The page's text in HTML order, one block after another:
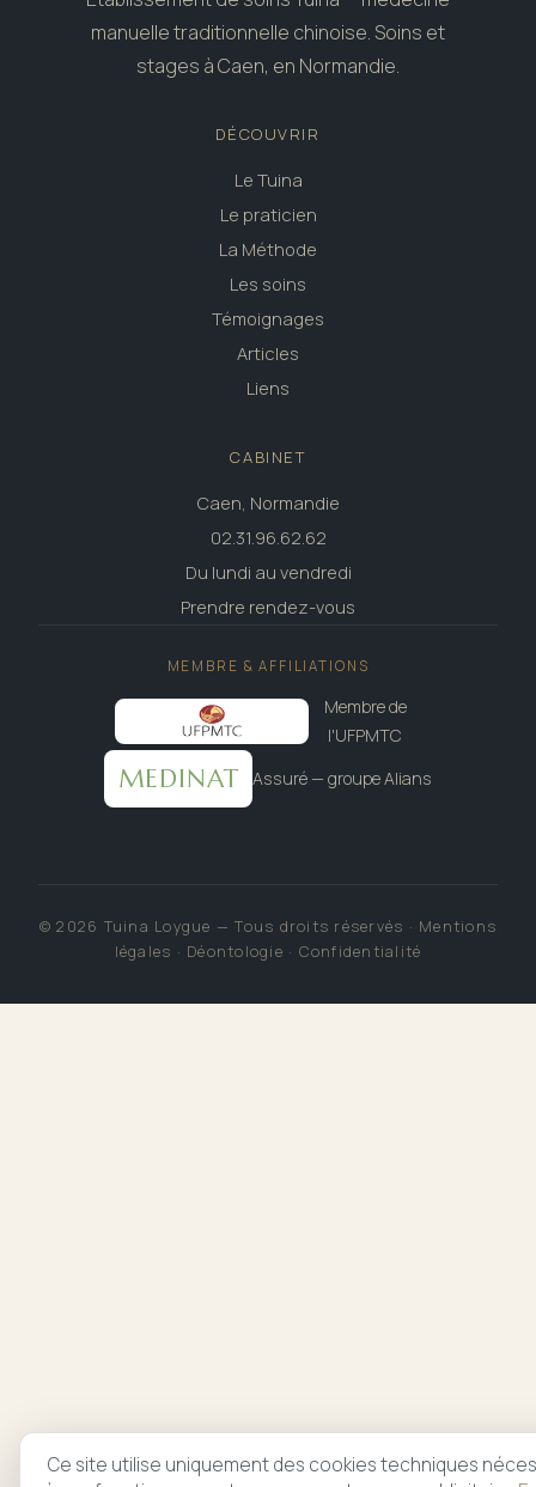
manuelle traditionnelle chinoise. Soins et
stages à Caen, en Normandie.
DÉCOUVRIR
Le Tuina
Le praticien
La Méthode
Les soins
Témoignages
Articles
Liens
CABINET
Caen, Normandie
02.31.96.62.62
Du lundi au vendredi
Prendre rendez-vous
MEMBRE & AFFILIATIONS
Membre de
l'UFPMTC
MEDINAT Assuré — groupe Alians
© 2026 Tuina Loygue — Tous droits réservés · Mentions
légales · Déontologie · Confidentialité
Ce site utilise uniquement des cookies techniques